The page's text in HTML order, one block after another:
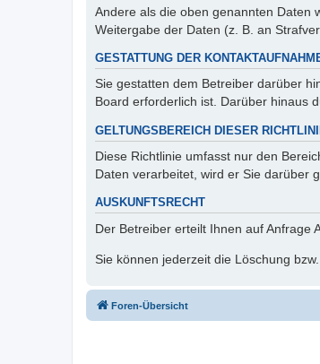
Andere als die oben genannten Daten
Weitergabe der Daten (z. B. an
GESTATTUNG DER
Sie gestatten dem Betreiber darüber
Board erforderlich ist. Darüber hinaus
GELTUNGSBEREICH DIESER
Diese Richtlinie umfasst nur den
Daten verarbeitet, wird er Sie darüber
AUSKUNFTSRECHT
Der Betreiber erteilt Ihnen auf Anfrage
Sie können jederzeit die Löschung
Foren-Übersicht